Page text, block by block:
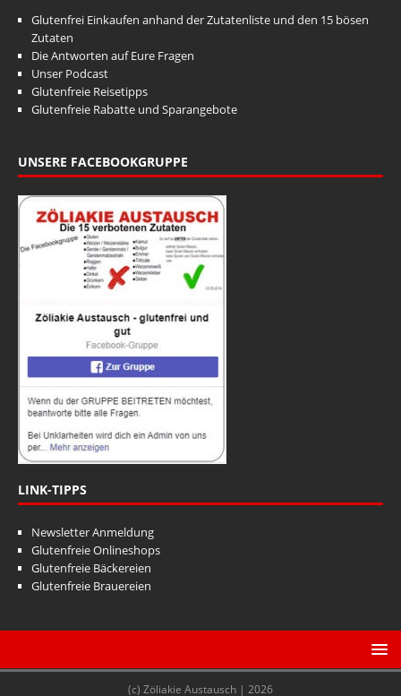
Glutenfrei Einkaufen anhand der Zutatenliste und den 15 bösen
Zutaten
Die Antworten auf Eure Fragen
Unser Podcast
Glutenfreie Reisetipps
Glutenfreie Rabatte und Sparangebote
UNSERE FACEBOOKGRUPPE
LINK-TIPPS
Newsletter Anmeldung
Glutenfreie Onlineshops
Glutenfreie Bäckereien
Glutenfreie Brauereien
(c) Zöliakie Austausch | 2026